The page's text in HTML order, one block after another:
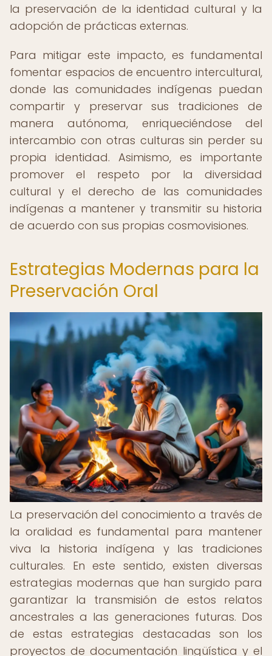
la preservación de la identidad cultural y la
adopción de prácticas externas.
Para mitigar este impacto, es fundamental
fomentar espacios de encuentro intercultural,
donde las comunidades indígenas puedan
compartir y preservar sus tradiciones de
manera autónoma, enriqueciéndose del
intercambio con otras culturas sin perder su
propia identidad. Asimismo, es importante
promover el respeto por la diversidad
cultural y el derecho de las comunidades
indígenas a mantener y transmitir su historia
de acuerdo con sus propias cosmovisiones.
Estrategias Modernas para la
Preservación Oral
La preservación del conocimiento a través de
la oralidad es fundamental para mantener
viva la historia indígena y las tradiciones
culturales. En este sentido, existen diversas
estrategias modernas que han surgido para
garantizar la transmisión de estos relatos
ancestrales a las generaciones futuras. Dos
de estas estrategias destacadas son los
proyectos de documentación lingüística y el